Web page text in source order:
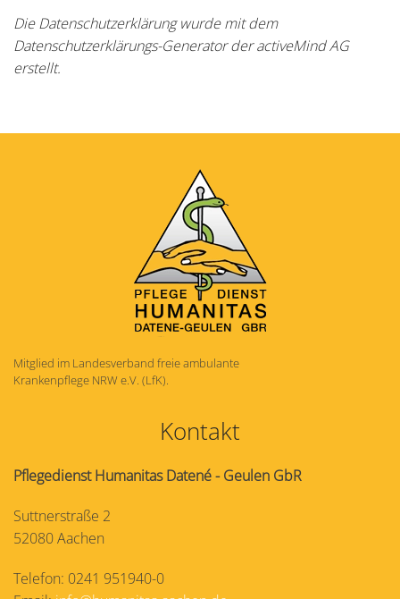
Die Datenschutzerklärung wurde mit dem
Datenschutzerklärungs-Generator der activeMind AG
erstellt.
Mitglied im Landesverband freie ambulante
Krankenpflege NRW e.V. (LfK).
Kontakt
Pflegedienst Humanitas Datené - Geulen GbR
Suttnerstraße 2
52080 Aachen
Telefon: 0241 951940-0